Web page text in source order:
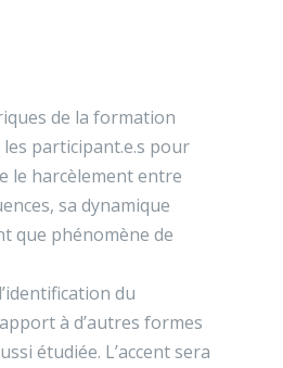
de la formation
participant.e.s pour
le harcèlement entre
sa dynamique
que phénomène de
du
à d’autres formes
étudiée. L’accent sera